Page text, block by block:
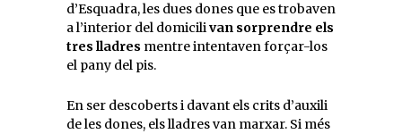
d’Esquadra, les dues dones que es trobaven
a l’interior del domicilivan sorprendre els
tres lladres mentre intentaven forçar-los
el pany del pis.
En ser descoberts i davant els crits d’auxili
de les dones, els lladres van marxar. Si més